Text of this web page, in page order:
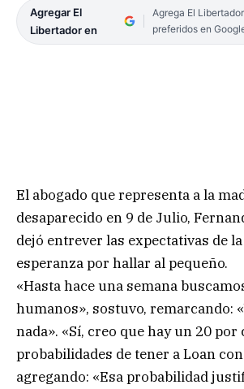
Agregar El
Libertador en
Agrega El
preferidos en
El abogado que representa a la
desaparecido en 9 de Julio,
dejó entrever las expectativas de
esperanza por hallar al pequeño.
«Hasta hace una semana
humanos», sostuvo, remarcando:
nada». «Sí, creo que hay un 20 por
probabilidades de tener a Loan
agregando: «Esa probabilidad